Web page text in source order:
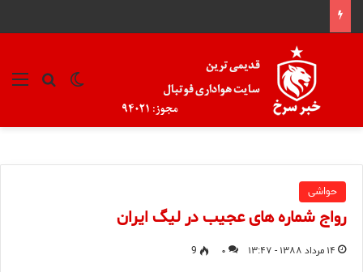
تغییر پوسته
حواشی
رواج شماره های عجیب در لیگ ایران
۱۴ مرداد ۱۳۸۸ - ۱۳:۴۷ ۰ 9